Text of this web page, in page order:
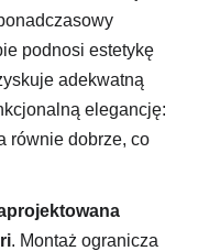
podnosi estetykę
adekwatną
elegancję:
równie dobrze, co
. Montaż ogranicza